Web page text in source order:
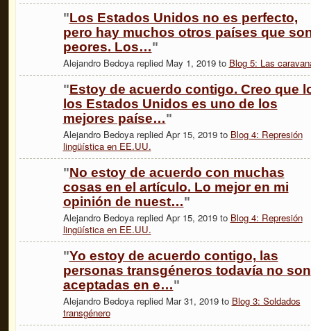
"Los Estados Unidos no es perfecto,
pero hay muchos otros países que
peores. Los…"
Alejandro Bedoya replied May 1, 2019 to Blog 5: Las
"Estoy de acuerdo contigo. Creo que
los Estados Unidos es uno de los
mejores paíse…"
Alejandro Bedoya replied Apr 15, 2019 to Blog 4: Represión
lingüística en EE.UU.
"No estoy de acuerdo con muchas
cosas en el artículo. Lo mejor en mi
opinión de nuest…"
Alejandro Bedoya replied Apr 15, 2019 to Blog 4: Represión
lingüística en EE.UU.
"Yo estoy de acuerdo contigo, las
personas transgéneros todavía no son
aceptadas en e…"
Alejandro Bedoya replied Mar 31, 2019 to Blog 3: Soldados
transgénero